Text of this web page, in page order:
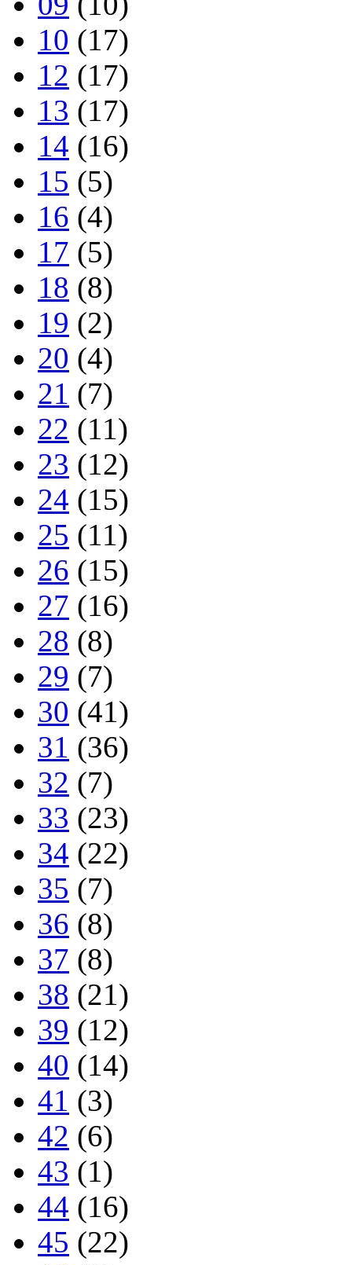
10 (17)
12 (17)
13 (17)
14 (16)
15 (5)
16 (4)
17 (5)
18 (8)
19 (2)
20 (4)
21 (7)
22 (11)
23 (12)
24 (15)
25 (11)
26 (15)
27 (16)
28 (8)
29 (7)
30 (41)
31 (36)
32 (7)
33 (23)
34 (22)
35 (7)
36 (8)
37 (8)
38 (21)
39 (12)
40 (14)
41 (3)
42 (6)
43 (1)
44 (16)
45 (22)